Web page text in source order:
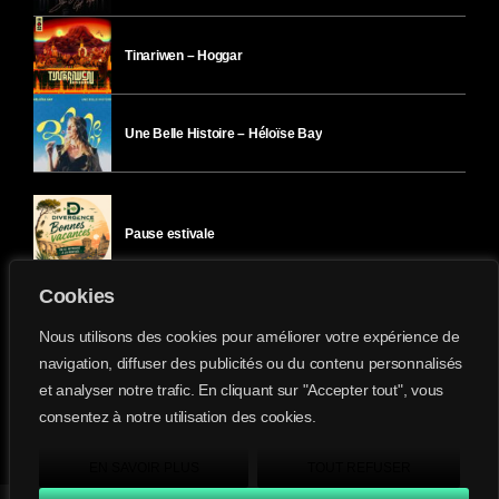
Cookies
Nous utilisons des cookies pour améliorer votre expérience de
navigation, diffuser des publicités ou du contenu personnalisés
et analyser notre trafic. En cliquant sur "Accepter tout", vous
consentez à notre utilisation des cookies.
Tinariwen – Hoggar
Une Belle Histoire – Héloïse Bay
Pause estivale
Ici l’Ombre – mardi 28 juillet